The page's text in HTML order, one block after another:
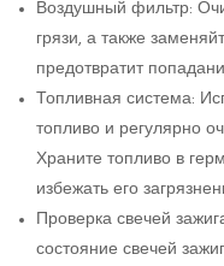
Воздушный фильтр:
грязи, а также
предотвратит
Топливная система:
топливо и регулярно
Храните топливо в
избежать его
Проверка свечей
состояние свечей